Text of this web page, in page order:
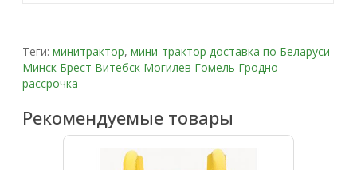
Теги:минитрактор,мини-трактор доставка по Беларуси
Минск Брест Витебск Могилев Гомель Гродно
рассрочка
Рекомендуемые товары